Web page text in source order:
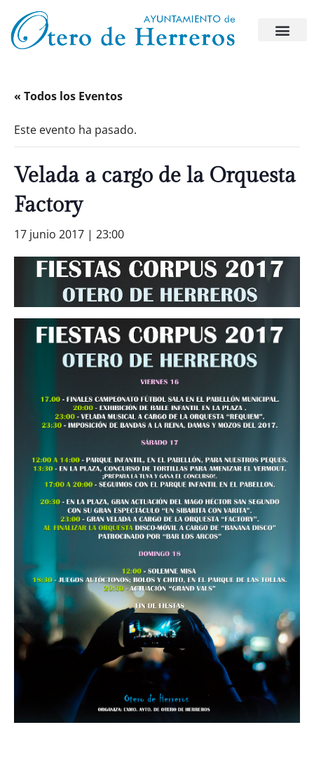
« Todos los Eventos
Este evento ha pasado.
Velada a cargo de la Orquesta
Factory
17 junio 2017 | 23:00